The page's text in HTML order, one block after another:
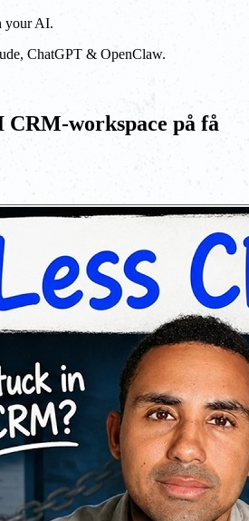
your AI.
ChatGPT & OpenClaw.
workspace på få